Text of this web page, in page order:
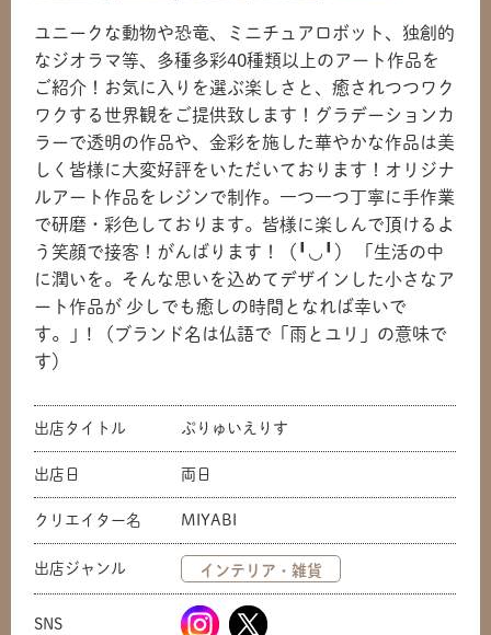
ユニークな動物や恐竜、ミニチュアロボット、独創的
なジオラマ等、多種多彩40種類以上のアート作品を
ご紹介！お気に入りを選ぶ楽しさと、癒されつつワク
ワクする世界観をご提供致します！グラデーションカ
ラーで透明の作品や、金彩を施した華やかな作品は美
しく皆様に大変好評をいただいております！オリジナ
ルアート作品をレジンで制作。一つ一つ丁寧に手作業
で研磨・彩色しております。皆様に楽しんで頂けるよ
う笑顔で接客！がんばります！（╹◡╹） 「生活の中
に潤いを。そんな思いを込めてデザインした小さなア
ート作品が 少しでも癒しの時間となれば幸いで
す。」! （ブランド名は仏語で「雨とユリ」の意味で
す）
出店タイトル ぷりゅいえりす
出店日 両日
クリエイター名 MIYABI
出店ジャンル インテリア・雑貨
SNS